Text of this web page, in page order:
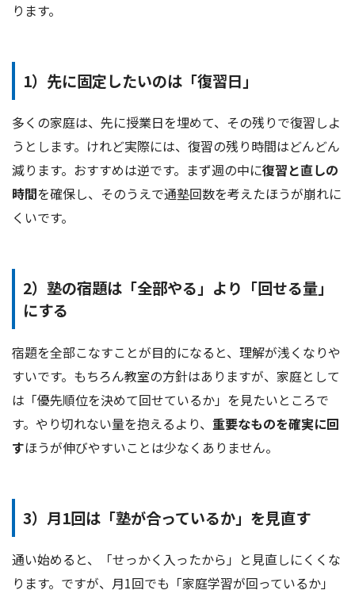
ります。
1）先に固定したいのは「復習日」
多くの家庭は、先に授業日を埋めて、その残りで復習しよ
うとします。けれど実際には、復習の残り時間はどんどん
減ります。おすすめは逆です。まず週の中に復習と直しの
時間を確保し、そのうえで通塾回数を考えたほうが崩れに
くいです。
2）塾の宿題は「全部やる」より「回せる量」
にする
宿題を全部こなすことが目的になると、理解が浅くなりや
すいです。もちろん教室の方針はありますが、家庭として
は「優先順位を決めて回せているか」を見たいところで
す。やり切れない量を抱えるより、 重要なものを確実に回
すほうが伸びやすいことは少なくありません。
3）月1回は「塾が合っているか」を見直す
通い始めると、「せっかく入ったから」と見直しにくくな
ります。ですが、月1回でも「家庭学習が回っているか」